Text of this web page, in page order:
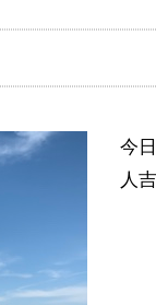
今
人